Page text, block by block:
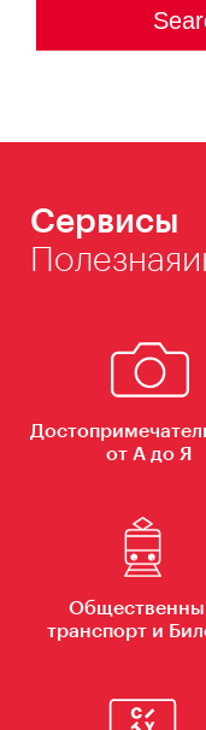
Сервисы
от А до Я
транспорт и